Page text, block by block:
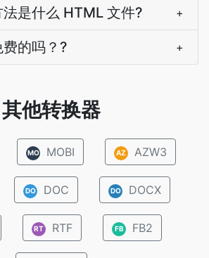
是什么 HTML 文件? +
的吗？? +
其他转换器
MO MOBI AZ AZW3
DO DOC DO DOCX
RT RTF FB FB2